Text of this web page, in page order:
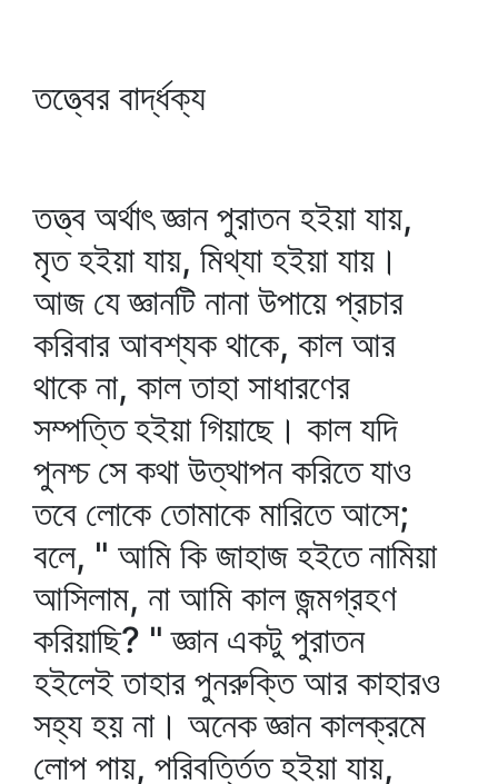
তত্ত্বের বার্দ্ধক্য
তত্ত্ব অর্থাৎ জ্ঞান পুরাতন হইয়া যায়,
মৃত হইয়া যায়, মিথ্যা হইয়া যায়।
আজ যে জ্ঞানটি নানা উপায়ে প্রচার
করিবার আবশ্যক থাকে, কাল আর
থাকে না, কাল তাহা সাধারণের
সম্পত্তি হইয়া গিয়াছে। কাল যদি
পুনশ্চ সে কথা উত্থাপন করিতে যাও
তবে লোকে তোমাকে মারিতে আসে;
বলে, " আমি কি জাহাজ হইতে নামিয়া
আসিলাম, না আমি কাল জন্মগ্রহণ
করিয়াছি? " জ্ঞান একটু পুরাতন
হইলেই তাহার পুনরুক্তি আর কাহারও
সহ্য হয় না। অনেক জ্ঞান কালক্রমে
লোপ পায়, পরিবর্ত্তিত হইয়া যায়,